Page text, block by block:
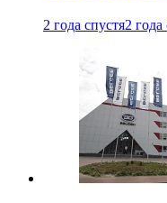
2 года спустя2 года